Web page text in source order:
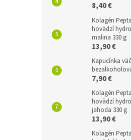
8,40 €
Kolagén
hovädzí
malina 330 g
13,90 €
Kapucínka
7,90 €
Kolagén
hovädzí
jahoda 330 g
13,90 €
Kolagén